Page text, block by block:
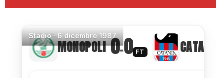
Stadio·6 dicembre 1987
MONOPOLI 0–0 FT CATANIA